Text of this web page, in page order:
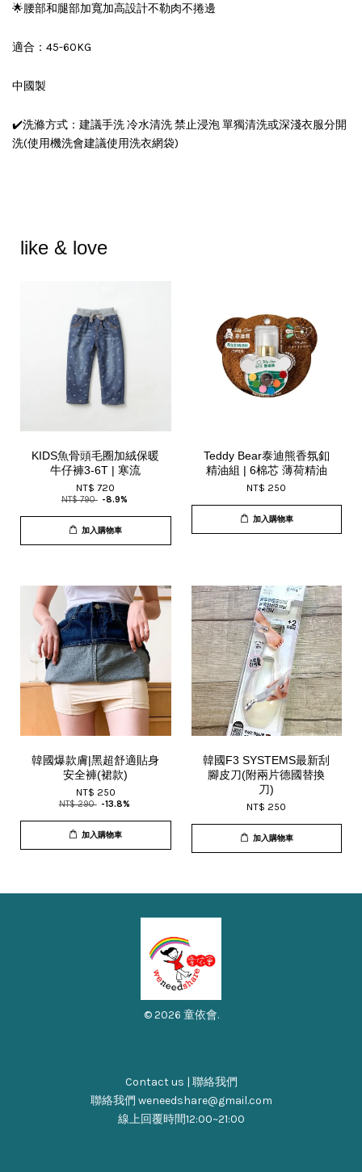
🌟腰部和腿部加寬加高設計不勒肉不捲邊
適合：45-60KG
中國製
✔️洗滌方式：建議手洗 冷水清洗 禁止浸泡 單獨清洗或深淺衣服分開
洗(使用機洗會建議使用洗衣網袋)
like & love
KIDS魚骨頭毛圈加絨保暖
牛仔褲3-6T | 寒流
NT$ 720
NT$ 790 -8.9%
加入購物車
Teddy Bear泰迪熊香氛釦
精油組 | 6棉芯 薄荷精油
NT$ 250
加入購物車
韓國爆款膚|黑超舒適貼身
安全褲(裙款)
NT$ 250
NT$ 290 -13.8%
加入購物車
韓國F3 SYSTEMS最新刮
腳皮刀(附兩片德國替換
刀)
NT$ 250
加入購物車
© 2026 童依會.
Contact us | 聯絡我們
聯絡我們 weneedshare@gmail.com
線上回覆時間12:00~21:00